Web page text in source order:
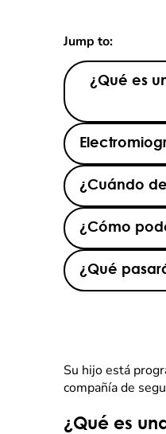
Jump to:
¿Qué es
¿Cuándo
¿Cómo
¿Qué
Su hijo está
compañía de
¿Qué es